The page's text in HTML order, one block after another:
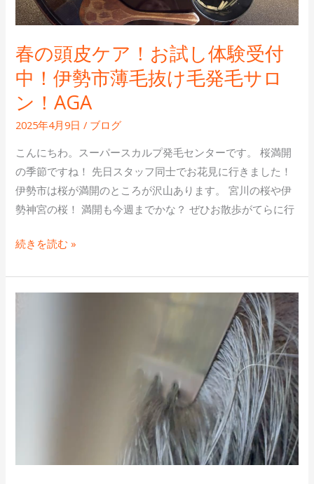
春の頭皮ケア！お試し体験受付
中！伊勢市薄毛抜け毛発毛サロ
ン！AGA
2025年4月9日/ ブログ
こんにちわ。スーパースカルプ発毛センターです。 桜満開
の季節ですね！ 先日スタッフ同士でお花見に行きました！
伊勢市は桜が満開のところが沢山あります。 宮川の桜や伊
勢神宮の桜！ 満開も今週までかな？ ぜひお散歩がてらに行
験
受
付
中！
伊
勢
市
毛
け
毛
発
サ
ロ
続きを読む »